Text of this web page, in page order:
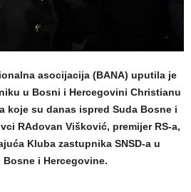
asocijacija (BANA) uputila je
u Bosni i Hercegovini Christianu
koje su danas ispred Suda Bosne i
RAdovan Višković, premijer RS-a,
Kluba zastupnika SNSD-a u
i Hercegovine.